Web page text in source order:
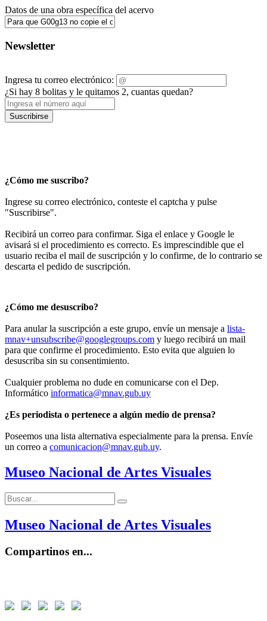
Datos de una obra específica del acervo
Newsletter
Ingresa tu correo electrónico:
¿Si hay 8 bolitas y le quitamos 2, cuantas quedan?
Suscribirse
¿Cómo me suscribo?
Ingrese su correo electrónico, conteste el captcha y pulse
"Suscribirse".
Recibirá un correo para confirmar. Siga el enlace y Google le
avisará si el procedimiento es correcto. Es imprescindible que el
usuario reciba el mail de suscripción y lo confirme, de lo contrario se
descarta el pedido de suscripción.
¿Cómo me desuscribo?
Para anular la suscripción a este grupo, envíe un mensaje a lista-
mnav+unsubscribe@googlegroups.com y luego recibirá un mail
para que confirme el procedimiento. Esto evita que alguien lo
desuscriba sin su consentimiento.
Cualquier problema no dude en comunicarse con el Dep.
Informático informatica@mnav.gub.uy
¿Es periodista o pertenece a algún medio de prensa?
Poseemos una lista alternativa especialmente para la prensa. Envíe
un correo a comunicacion@mnav.gub.uy.
Museo Nacional de Artes Visuales
Buscar:
Buscar
Museo Nacional de Artes Visuales
Compartinos en...